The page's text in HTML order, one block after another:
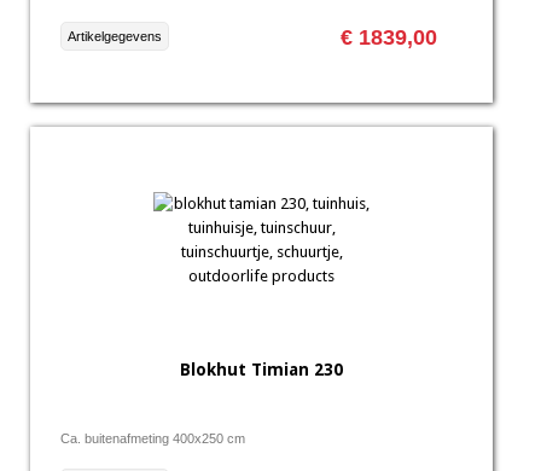
€ 1839,00
Artikelgegevens
Blokhut Timian 230
Ca. buitenafmeting 400x250 cm